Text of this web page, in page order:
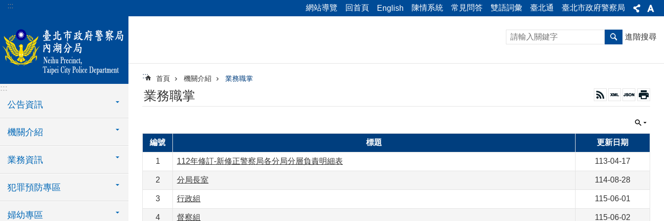
跳到主要內容區塊
::: 網站導覽 回首頁 English 陳情系統 常見問答 雙語詞彙 臺北通 臺北市政府警察局
:::
公告資訊
機關介紹
業務資訊
犯罪預防專區
婦幼專區
進階搜尋
::: 首頁 機關介紹 業務職掌
業務職掌
編號 標題 更新日期
1 112年修訂-新修正警察局各分局分層負責明細表 113-04-17
2 分局長室 114-08-28
3 行政組 115-06-01
4 督察組 115-06-02